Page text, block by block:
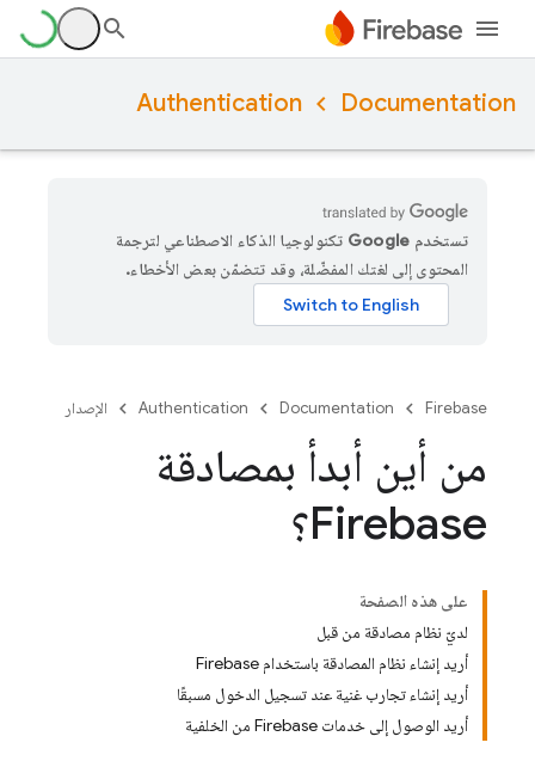
Documentation
Authentication
تستخدم Google تكنولوجيا الذكاء الاصطناعي لترجمة
المحتوى إلى لغتك المفضّلة، وقد تتضمّن بعض الأخطاء.
Firebase
Documentation
Authentication الإصدار
من أين أبدأ بمصادقة
Firebase؟
على هذه الصفحة
لديّ نظام مصادقة من قبل
أريد إنشاء نظام المصادقة باستخدام Firebase
أريد إنشاء تجارب غنية عند تسجيل الدخول مسبقًا
أريد الوصول إلى خدمات Firebase من الخلفية